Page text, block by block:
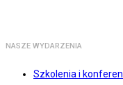
NASZE WYDARZENIA
Szkolenia i